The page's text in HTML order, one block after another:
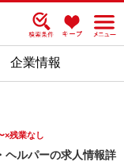
企業情報
×残業なし
ルパーの求人情報詳